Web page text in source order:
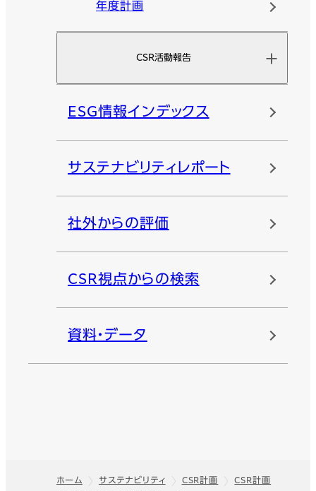
年度計画
CSR活動報告
ESG情報インデックス
サステナビリティレポート
社外からの評価
CSR視点からの検索
資料・データ
ホーム サステナビリティ CSR計画
CSR計画